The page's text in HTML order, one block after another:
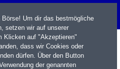
Um dir das bestmögliche
setzen wir auf unserer
Klicken auf "Akzeptieren"
dass wir Cookies oder
dürfen. Über den Button
der genannten